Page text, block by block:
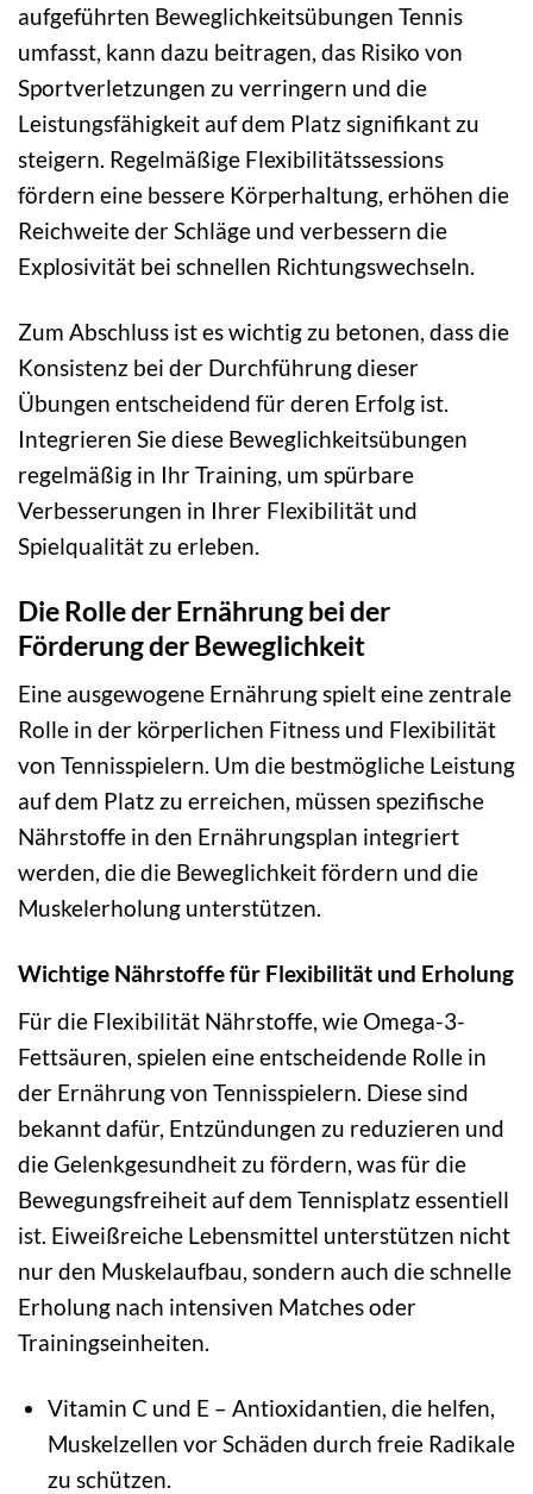
aufgeführten Beweglichkeitsübungen Tennis
umfasst, kann dazu beitragen, das Risiko von
Sportverletzungen zu verringern und die
Leistungsfähigkeit auf dem Platz signifikant zu
steigern. Regelmäßige Flexibilitätssessions
fördern eine bessere Körperhaltung, erhöhen die
Reichweite der Schläge und verbessern die
Explosivität bei schnellen Richtungswechseln.
Zum Abschluss ist es wichtig zu betonen, dass die
Konsistenz bei der Durchführung dieser
Übungen entscheidend für deren Erfolg ist.
Integrieren Sie diese Beweglichkeitsübungen
regelmäßig in Ihr Training, um spürbare
Verbesserungen in Ihrer Flexibilität und
Spielqualität zu erleben.
Die Rolle der Ernährung bei der
Förderung der Beweglichkeit
Eine ausgewogene Ernährung spielt eine zentrale
Rolle in der körperlichen Fitness und Flexibilität
von Tennisspielern. Um die bestmögliche Leistung
auf dem Platz zu erreichen, müssen spezifische
Nährstoffe in den Ernährungsplan integriert
werden, die die Beweglichkeit fördern und die
Muskelerholung unterstützen.
Wichtige Nährstoffe für Flexibilität und Erholung
Für die Flexibilität Nährstoffe, wie Omega-3-
Fettsäuren, spielen eine entscheidende Rolle in
der Ernährung von Tennisspielern. Diese sind
bekannt dafür, Entzündungen zu reduzieren und
die Gelenkgesundheit zu fördern, was für die
Bewegungsfreiheit auf dem Tennisplatz essentiell
ist. Eiweißreiche Lebensmittel unterstützen nicht
nur den Muskelaufbau, sondern auch die schnelle
Erholung nach intensiven Matches oder
Trainingseinheiten.
Vitamin C und E – Antioxidantien, die helfen,
Muskelzellen vor Schäden durch freie Radikale
zu schützen.